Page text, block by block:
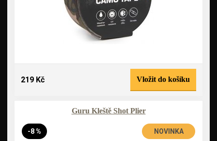
219 Kč Vložit do košíku
Guru Kleště Shot Plier
-8 % NOVINKA